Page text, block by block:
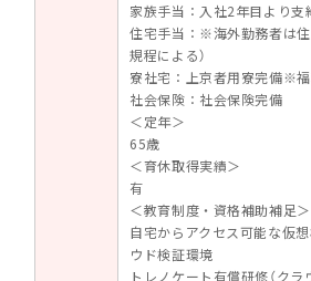
家族手当：入社2年目より支
住宅手当：※海外勤務者は住
規程による）
寮社宅：上京者用寮完備※
社会保険：社会保険完備
＜定年＞
65歳
＜育休取得実績＞
有
＜教育制度・資格補助補足＞
自宅からアクセス可能な仮
ウド検証環境
トレノケート有償研修（ク